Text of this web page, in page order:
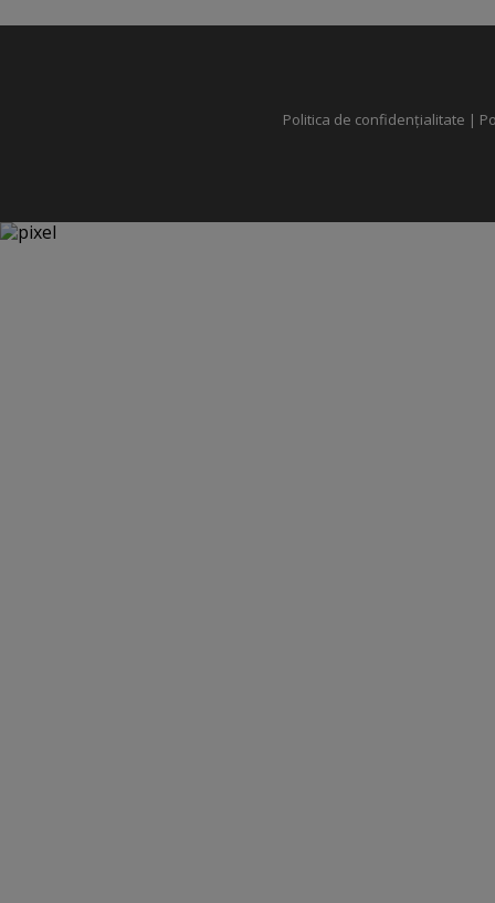
Politica de confidențialitate |